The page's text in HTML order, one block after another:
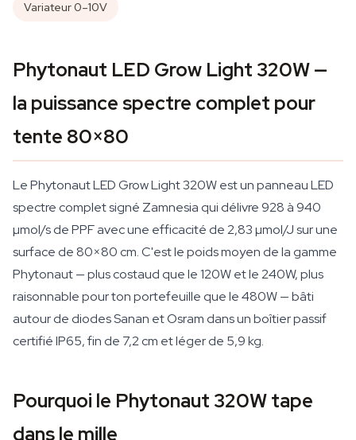
Variateur 0–10V
Phytonaut LED Grow Light 320W —
la puissance spectre complet pour
tente 80×80
Le Phytonaut LED Grow Light 320W est un panneau LED
spectre complet signé Zamnesia qui délivre 928 à 940
µmol/s de PPF avec une efficacité de 2,83 µmol/J sur une
surface de 80×80 cm. C'est le poids moyen de la gamme
Phytonaut — plus costaud que le 120W et le 240W, plus
raisonnable pour ton portefeuille que le 480W — bâti
autour de diodes Sanan et Osram dans un boîtier passif
certifié IP65, fin de 7,2 cm et léger de 5,9 kg.
Pourquoi le Phytonaut 320W tape
dans le mille